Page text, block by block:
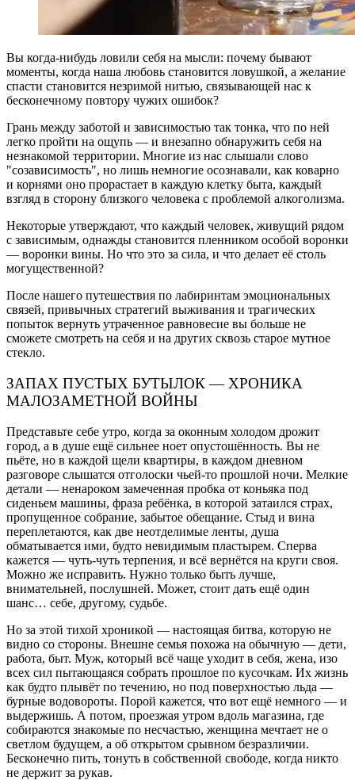
Вы когда-нибудь ловили себя на мысли: почему бывают
моменты, когда наша любовь становится ловушкой, а желание
спасти становится незримой нитью, связывающей нас к
бесконечному повтору чужих ошибок?
Грань между заботой и зависимостью так тонка, что по ней
легко пройти на ощупь — и внезапно обнаружить себя на
незнакомой территории. Многие из нас слышали слово
"созависимость", но лишь немногие осознавали, как коварно
и корнями оно прорастает в каждую клетку быта, каждый
взгляд в сторону близкого человека с проблемой алкоголизма.
Некоторые утверждают, что каждый человек, живущий рядом
с зависимым, однажды становится пленником особой воронки
— воронки вины. Но что это за сила, и что делает её столь
могущественной?
После нашего путешествия по лабиринтам эмоциональных
связей, привычных стратегий выживания и трагических
попыток вернуть утраченное равновесие вы больше не
сможете смотреть на себя и на других сквозь старое мутное
стекло.
ЗАПАХ ПУСТЫХ БУТЫЛОК — ХРОНИКА
МАЛОЗАМЕТНОЙ ВОЙНЫ
Представьте себе утро, когда за оконным холодом дрожит
город, а в душе ещё сильнее ноет опустошённость. Вы не
пьёте, но в каждой щели квартиры, в каждом дневном
разговоре слышатся отголоски чьей-то прошлой ночи. Мелкие
детали — ненароком замеченная пробка от коньяка под
сиденьем машины, фраза ребёнка, в которой затаился страх,
пропущенное собрание, забытое обещание. Стыд и вина
переплетаются, как две неотделимые ленты, душа
обматывается ими, будто невидимым пластырем. Сперва
кажется — чуть-чуть терпения, и всё вернётся на круги своя.
Можно же исправить. Нужно только быть лучше,
внимательней, послушней. Может, стоит дать ещё один
шанс… себе, другому, судьбе.
Но за этой тихой хроникой — настоящая битва, которую не
видно со стороны. Внешне семья похожа на обычную — дети,
работа, быт. Муж, который всё чаще уходит в себя, жена, изо
всех сил пытающаяся собрать прошлое по кусочкам. Их жизнь
как будто плывёт по течению, но под поверхностью льда —
бурные водовороты. Порой кажется, что вот ещё немного — и
выдержишь. А потом, проезжая утром вдоль магазина, где
собираются знакомые по несчастью, женщина мечтает не о
светлом будущем, а об открытом срывном безразличии.
Бесконечно пить, тонуть в собственной свободе, когда никто
не держит за рукав.